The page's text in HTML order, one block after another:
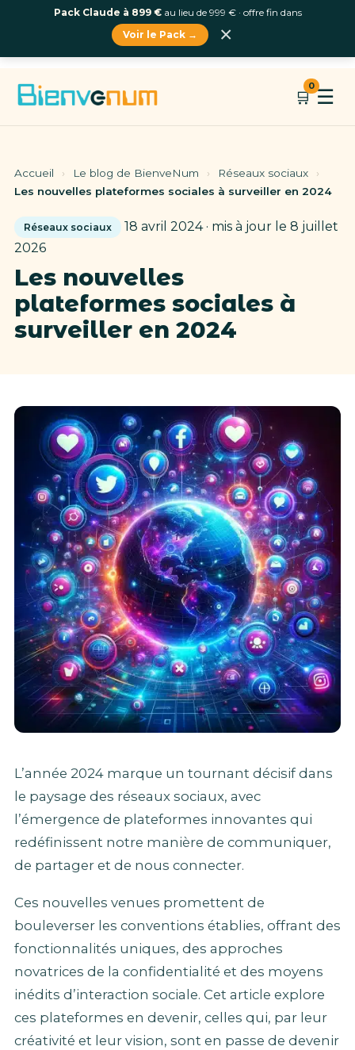
🛒
0
☰
Accueil › Le blog de BienveNum › Réseaux sociaux
›
Les nouvelles plateformes sociales à surveiller en 2024
Réseaux sociaux
18 avril 2024 · mis à jour le 8 juillet
2026
Les nouvelles
plateformes sociales à
surveiller en 2024
L’année 2024 marque un tournant décisif dans
le paysage des réseaux sociaux, avec
l’émergence de plateformes innovantes qui
redéfinissent notre manière de communiquer,
de partager et de nous connecter.
Ces nouvelles venues promettent de
bouleverser les conventions établies, offrant des
fonctionnalités uniques, des approches
novatrices de la confidentialité et des moyens
inédits d’interaction sociale. Cet article explore
ces plateformes en devenir, celles qui, par leur
créativité et leur vision, sont en passe de devenir
Pack Claude à 899 €au lieu de 999 € · offre fin dans
Voir le Pack →
×